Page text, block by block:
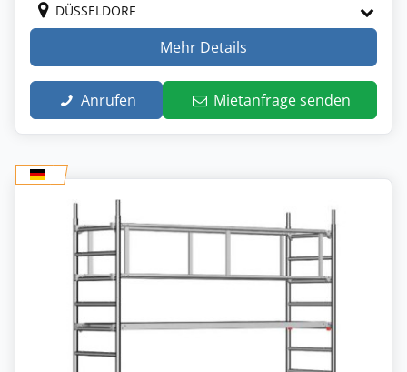
DÜSSELDORF
Mehr Details
Anrufen Mietanfrage senden